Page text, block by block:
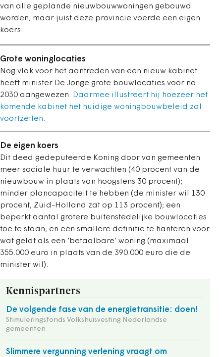
van alle geplande nieuwbouwwoningen gebouwd
worden, maar juist deze provincie voerde een eigen
koers.
Grote woninglocaties
Nog vlak voor het aantreden van een nieuw kabinet
heeft minister De Jonge grote bouwlocaties voor na
2030 aangewezen. Daarmee illustreert hij hoezeer het
komende kabinet het huidige woningbouwbeleid zal
voortzetten.
De eigen koers
Dit deed gedeputeerde Koning door van gemeenten
meer sociale huur te verwachten (40 procent van de
nieuwbouw in plaats van hoogstens 30 procent);
minder plancapaciteit te hebben (de minister wil 130
procent, Zuid-Holland zat op 113 procent); een
beperkt aantal grotere buitenstedelijke bouwlocaties
toe te staan; en een smallere definitie te hanteren voor
wat geldt als een ‘betaalbare’ woning (maximaal
355.000 euro in plaats van de 390.000 euro die de
minister wil).
Kennispartners
De volgende fase van de energietransitie: doen!
Stimuleringsfonds Volkshuisvesting Nederlandse
gemeenten
Slimmere vergunning verlening vraagt om